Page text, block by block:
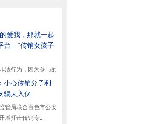
爱我，那就一起
台！”传销女孩子
法行为，因为参与的
小心传销分子利
骗人入伙
管局联合百色市公安
展打击传销专...